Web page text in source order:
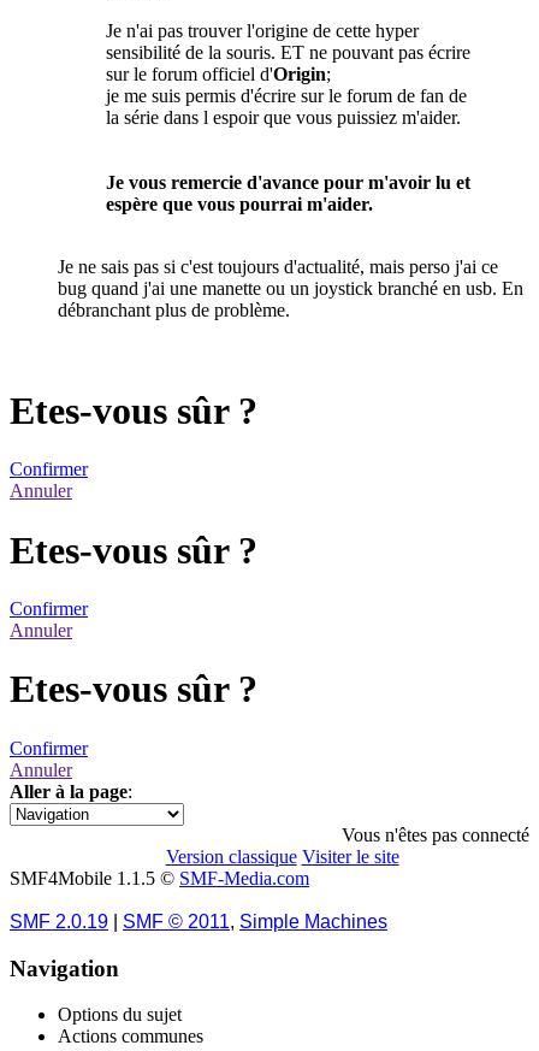
Je n'ai pas trouver l'origine de cette hyper
sensibilité de la souris. ET ne pouvant pas écrire
sur le forum officiel d'Origin;
je me suis permis d'écrire sur le forum de fan de
la série dans l espoir que vous puissiez m'aider.
Je vous remercie d'avance pour m'avoir lu et
espère que vous pourrai m'aider.
Je ne sais pas si c'est toujours d'actualité, mais perso j'ai ce
bug quand j'ai une manette ou un joystick branché en usb. En
débranchant plus de problème.
Etes-vous sûr ?
Confirmer
Annuler
Etes-vous sûr ?
Confirmer
Annuler
Etes-vous sûr ?
Confirmer
Annuler
Aller à la page:
1
Vous n'êtes pas connecté
Version classique Visiter le site
SMF4Mobile 1.1.5 © SMF-Media.com
SMF 2.0.19 SMF © 2011, Simple Machines
Navigation
Options du sujet
Actions communes